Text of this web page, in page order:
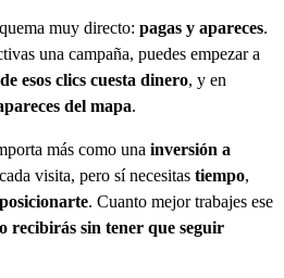
muy directo: pagas y apareces.
una campaña, puedes empezar a
esos clics cuesta dinero, y en
del mapa.
más como una inversión a
visita, pero sí necesitas tiempo,
. Cuanto mejor trabajes ese
recibirás sin tener que seguir